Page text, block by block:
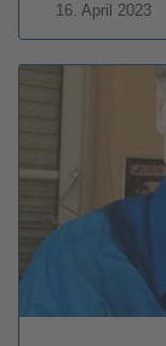
16. April 2023